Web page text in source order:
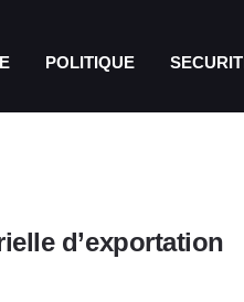
POLITIQUE
d’exportation